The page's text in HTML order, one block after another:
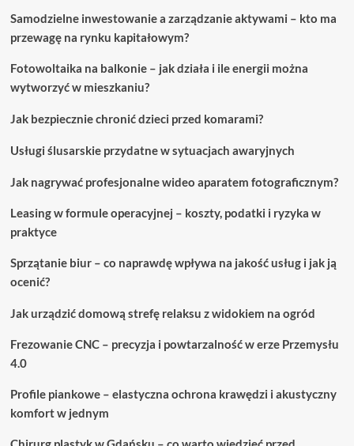
Samodzielne inwestowanie a zarządzanie aktywami – kto ma
przewagę na rynku kapitałowym?
Fotowoltaika na balkonie – jak działa i ile energii można
wytworzyć w mieszkaniu?
Jak bezpiecznie chronić dzieci przed komarami?
Usługi ślusarskie przydatne w sytuacjach awaryjnych
Jak nagrywać profesjonalne wideo aparatem fotograficznym?
Leasing w formule operacyjnej – koszty, podatki i ryzyka w
praktyce
Sprzątanie biur – co naprawdę wpływa na jakość usług i jak ją
ocenić?
Jak urządzić domową strefę relaksu z widokiem na ogród
Frezowanie CNC – precyzja i powtarzalność w erze Przemysłu
4.0
Profile piankowe – elastyczna ochrona krawędzi i akustyczny
komfort w jednym